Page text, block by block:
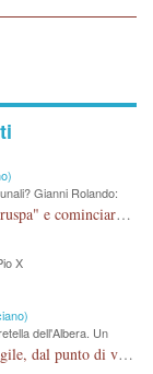
Gianni Rolando:
Intanto Rolando potrebbe mettersi alla guida della "ruspa" e cominciare a scavare l'acqua alle Maddalene, con tanti Auguri di Acque Vicentine, magari deviando il percorso della Bretella. Amen.
X
dell'Albera. Un
Avevo già scritto a proposito del percorso molto fragile, dal punto di vista archeologico. La zona è sicuramente ricca di testimonianze religiose, con insediamenti abitativi, vedi l'acquedotto romano di Lobbia. Spero, che risorgive della Seriola, non subiscano danni.